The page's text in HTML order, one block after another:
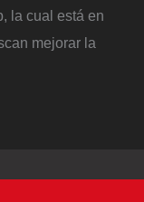
la cual está en
mejorar la